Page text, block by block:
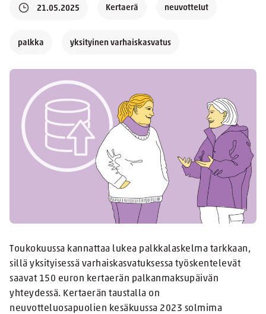
21.05.2025 Kertaerä neuvottelut
palkka yksityinen varhaiskasvatus
Toukokuussa kannattaa lukea palkkalaskelma tarkkaan,
sillä yksityisessä varhaiskasvatuksessa työskentelevät
saavat 150 euron kertaerän palkanmaksupäivän
yhteydessä. Kertaerän taustalla on
neuvotteluosapuolien kesäkuussa 2023 solmima